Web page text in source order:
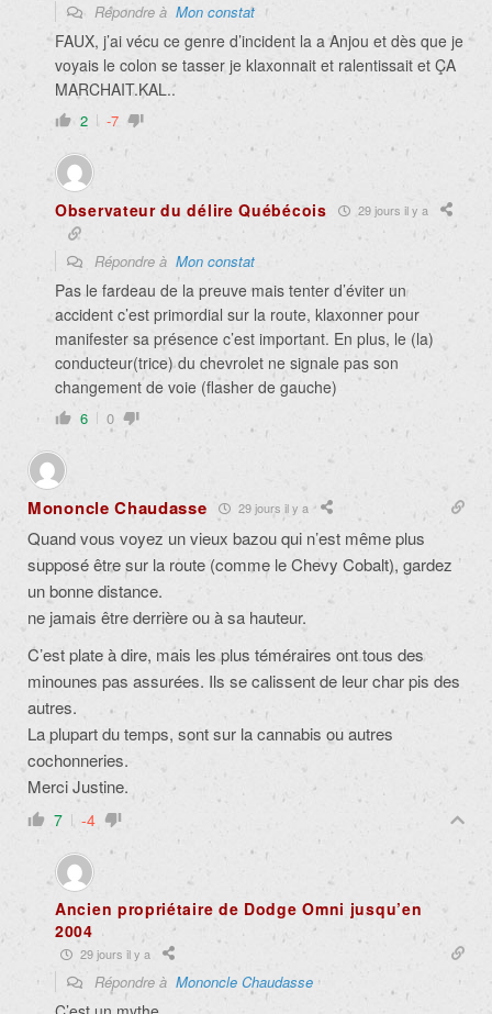
Répondre à Mon constat
FAUX, j’ai vécu ce genre d’incident la a Anjou et dès que je
voyais le colon se tasser je klaxonnait et ralentissait et ÇA
MARCHAIT.KAL..
2 -7
Observateur du délire Québécois 29 jours il y a
Répondre à Mon constat
Pas le fardeau de la preuve mais tenter d’éviter un
accident c’est primordial sur la route, klaxonner pour
manifester sa présence c’est important. En plus, le (la)
conducteur(trice) du chevrolet ne signale pas son
changement de voie (flasher de gauche)
6 0
Mononcle Chaudasse 29 jours il y a
Quand vous voyez un vieux bazou qui n’est même plus
supposé être sur la route (comme le Chevy Cobalt), gardez
un bonne distance.
ne jamais être derrière ou à sa hauteur.
C’est plate à dire, mais les plus téméraires ont tous des
minounes pas assurées. Ils se calissent de leur char pis des
autres.
La plupart du temps, sont sur la cannabis ou autres
cochonneries.
Merci Justine.
7 -4
Ancien propriétaire de Dodge Omni jusqu’en
2004
29 jours il y a
Répondre à Mononcle Chaudasse